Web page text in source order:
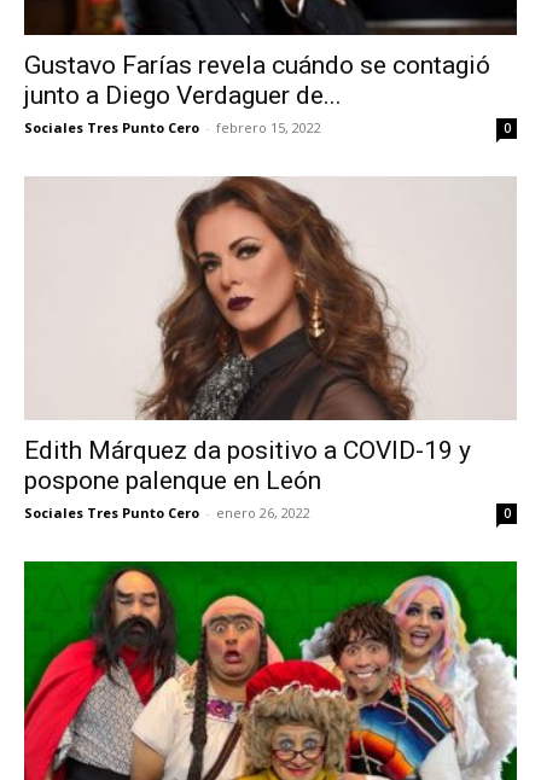
Gustavo Farías revela cuándo se contagió
junto a Diego Verdaguer de...
Sociales Tres Punto Cero - febrero 15, 2022 0
Edith Márquez da positivo a COVID-19 y
pospone palenque en León
Sociales Tres Punto Cero - enero 26, 2022 0